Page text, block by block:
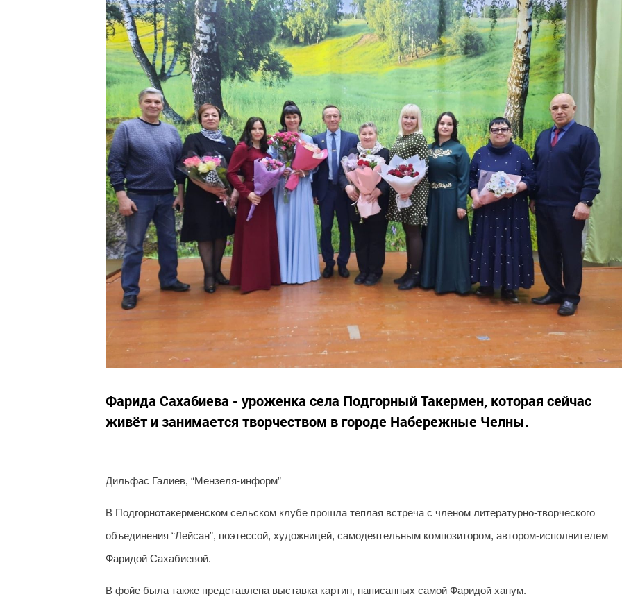
Фарида Сахабиева - уроженка села Подгорный Такермен, которая сейчас
живёт и занимается творчеством в городе Набережные Челны.
Дильфас Галиев, “Мензеля-информ”
В Подгорнотакерменском сельском клубе прошла теплая встреча с членом литературно-творческого
объединения “Лейсан”, поэтессой, художницей, самодеятельным композитором, автором-исполнителем
Фаридой Сахабиевой.
В фойе была также представлена выставка картин, написанных самой Фаридой ханум.